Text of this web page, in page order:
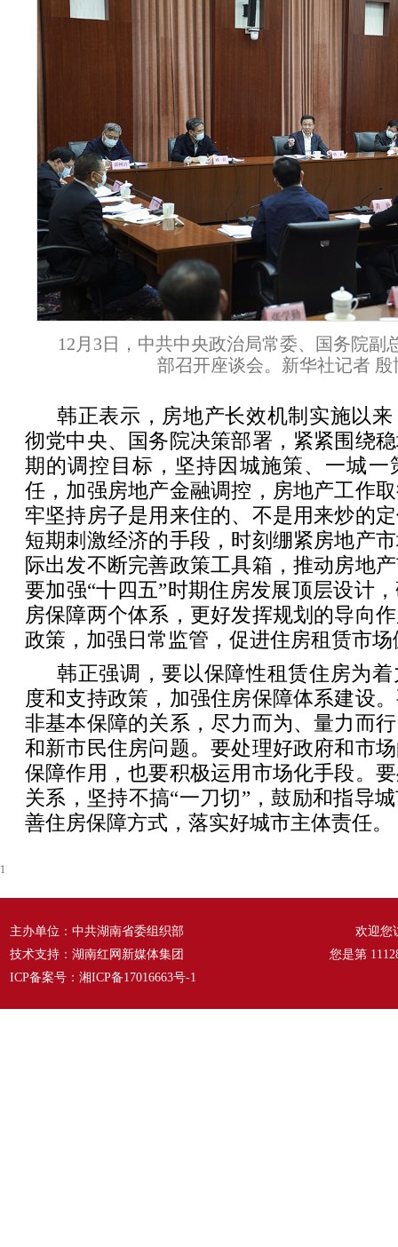
12月3日，中共中央政治局常委、国务院副
部召开座谈会。新华社记者 殷
韩正表示，房地产长效机制实施以
彻党中央、国务院决策部署，紧紧围绕
期的调控目标，坚持因城施策、一城一
任，加强房地产金融调控，房地产工作
牢坚持房子是用来住的、不是用来炒的
短期刺激经济的手段，时刻绷紧房地产
际出发不断完善政策工具箱，推动房地
要加强“十四五”时期住房发展顶层设计
房保障两个体系，更好发挥规划的导向
政策，加强日常监管，促进住房租赁市
韩正强调，要以保障性租赁住房为
度和支持政策，加强住房保障体系建设
非基本保障的关系，尽力而为、量力而
和新市民住房问题。要处理好政府和市
保障作用，也要积极运用市场化手段。
关系，坚持不搞“一刀切”，鼓励和指导
善住房保障方式，落实好城市主体责任。
1
主办单位：中共湖南省委组织部
技术支持：湖南红网新媒体集团
ICP备案号： 湘ICP备17016663号-1
欢迎您
您是第